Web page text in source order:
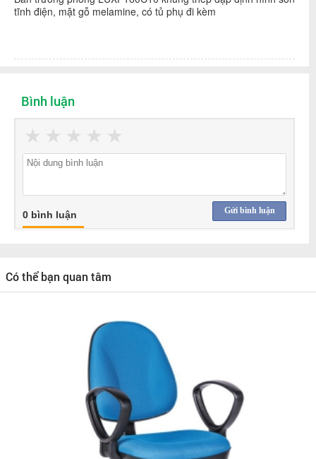
tĩnh điện, mặt gỗ melamine, có tủ phụ đi kèm
Bình luận
★
★
★
★
★
Gửi bình luận
0 bình luận
Có thể bạn quan tâm